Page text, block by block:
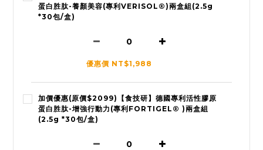
蛋白胜肽-養顏美容(專利VERISOL®)兩盒組(2.5g
*30包/盒)
優惠價 NT$1,988
加價優惠(原價$2099)【食技研】德國專利活性膠原
蛋白胜肽-增強行動力(專利FORTIGEL® )兩盒組
(2.5g *30包/盒)